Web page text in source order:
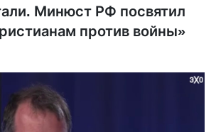
Минюст РФ посвятил
против войны»